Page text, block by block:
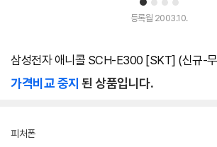
1 2 3 4
등록월 2003.10.
삼성전자 애니콜 SCH-E300 [SKT] (신규-
가격비교 중지 된 상품입니다.
피처폰